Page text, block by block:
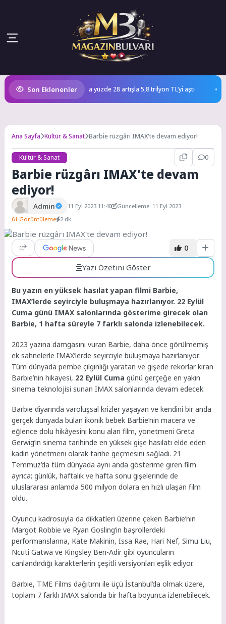
Son Eklenenler
aktif büyüklüğü yıllık bazda yüzde 28 artışla 5,8 trilyon TL’yi aştı
Ana Sayfa Kültür & Sanat Barbie rüzgârı IMAX'te devam ediyor!
Kültür & Sanat 0
Barbie rüzgârı IMAX'te devam
ediyor!
Admin 11 Eyl 2023 11:40
Güncelleme: 11 Eyl 2023
61 Görüntüleme 2 dk.
0
Yazı Özetini Göster
Bu yazın en yüksek hasılat yapan filmi Barbie,
IMAX’lerde seyirciyle buluşmaya hazırlanıyor. 22 Eylül
Cuma günü IMAX salonlarında gösterime girecek olan
Barbie, 1 hafta süreyle 7 farklı salonda izlenebilecek.
2023 yazına damgasını vuran Barbie, daha önce görülmemiş
ek sahnelerle IMAX’lerde seyirciyle buluşmaya hazırlanıyor.
Tüm dünyada pembe çılgınlığı yaratan ve gişede rekorlar kıran
Barbie’nin hikayesi, 22 Eylül Cumagünü gerçeğe en yakın
sinema teknolojisi sunan IMAX salonlarında devam edecek.
Barbie diyarında varoluşsal krizler yaşayan ve kendini bir anda
gerçek dünyada bulan ikonik bebek Barbie’nin macera ve
eğlence dolu hikâyesini konu alan film, yönetmeni Greta
Gerwig’in sinema tarihinde en yüksek gişe hasılatı elde eden
kadın yönetmeni olarak tarihe geçmesini sağladı. 21
Temmuz’da tüm dünyada aynı anda gösterime giren film
ayrıca; günlük, haftalık ve hafta sonu gişelerinde de
uluslararası anlamda 500 milyon dolara en hızlı ulaşan film
oldu.
Oyuncu kadrosuyla da dikkatleri üzerine çeken Barbie’nin
Margot Robbie ve Ryan Gosling‘in başrollerdeki
performanslarına, Kate Makinin, Issa Rae, Hari Nef, Simu Liu,
Ncuti Gatwa ve Kingsley Ben-Adir gibi oyuncuların
canlandırdığı karakterlerin çeşitli versiyonları eşlik ediyor.
Barbie, TME Films dağıtımı ile üçü İstanbul’da olmak üzere,
toplam 7 farklı IMAX salonda bir hafta boyunca izlenebilecek.